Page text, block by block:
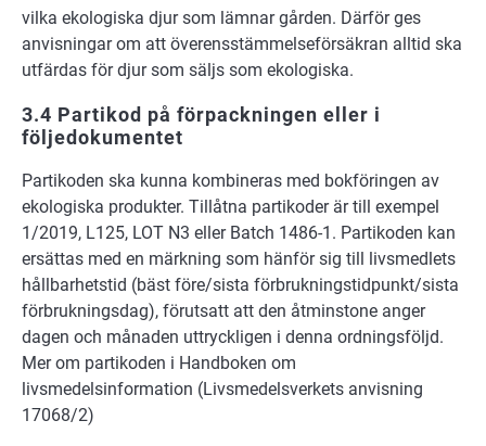
vilka ekologiska djur som lämnar gården. Därför ges
anvisningar om att överensstämmelseförsäkran alltid ska
utfärdas för djur som säljs som ekologiska.
3.4 Partikod på förpackningen eller i
följedokumentet
Partikoden ska kunna kombineras med bokföringen av
ekologiska produkter. Tillåtna partikoder är till exempel
1/2019, L125, LOT N3 eller Batch 1486-1. Partikoden kan
ersättas med en märkning som hänför sig till livsmedlets
hållbarhetstid (bäst före/sista förbrukningstidpunkt/sista
förbrukningsdag), förutsatt att den åtminstone anger
dagen och månaden uttryckligen i denna ordningsföljd.
Mer om partikoden i Handboken om
livsmedelsinformation (Livsmedelsverkets anvisning
17068/2)